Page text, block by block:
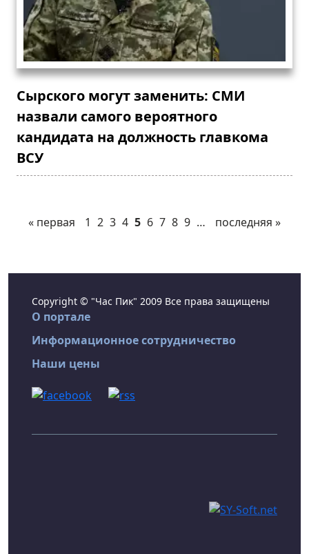
Сырского могут заменить: СМИ
назвали самого вероятного
кандидата на должность главкома
ВСУ
« первая 1 2 3 4 5 6 7 8 9 … последняя »
Copyright © "Час Пик" 2009 Все права защищены
О портале
Информационное сотрудничество
Наши цены